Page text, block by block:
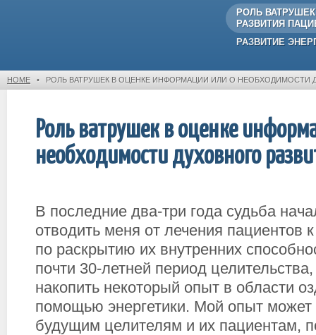
РОЛЬ
РАЗВИТИЯ
РАЗВИТИЕ
HOME • РОЛЬ ВАТРУШЕК В ОЦЕНКЕ ИНФОРМАЦИИ ИЛИ О НЕОБХОДИМОСТИ
Роль ватрушек в оценке
необходимости духовного
В последние два-три года судьба
отводить меня от лечения пациентов
по раскрытию их внутренних
почти 30-летней период
накопить некоторый опыт в области
помощью энергетики. Мой опыт может
будущим целителям и их пациентам,